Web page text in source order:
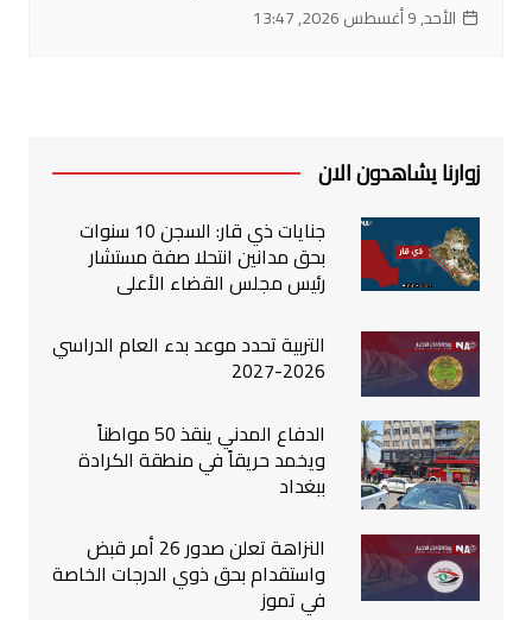
الأحد, 9 أغسطس 2026, 13:47
زوارنا يشاهدون الان
جنايات ذي قار: السجن 10 سنوات
بحق مدانين انتحلا صفة مستشار
رئيس مجلس القضاء الأعلى
التربية تحدد موعد بدء العام الدراسي
2026-2027
الدفاع المدني ينقذ 50 مواطناً
ويخمد حريقاً في منطقة الكرادة
ببغداد
النزاهة تعلن صدور 26 أمر قبض
واستقدام بحق ذوي الدرجات الخاصة
في تموز